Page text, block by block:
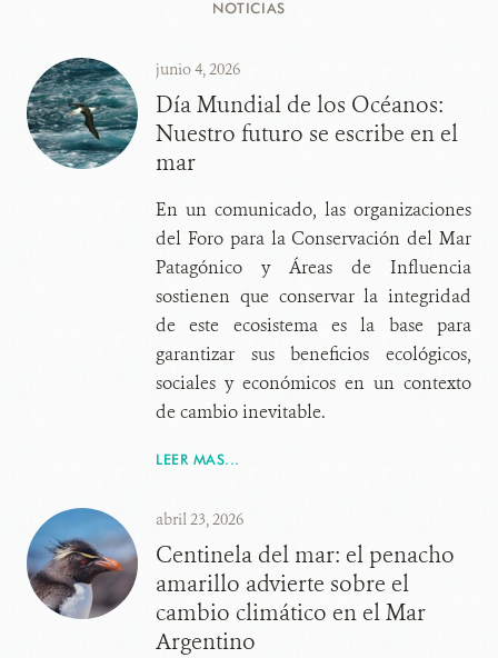
NOTICIAS
junio 4, 2026
Día Mundial de los Océanos:
Nuestro futuro se escribe en el
mar
En un comunicado, las organizaciones
del Foro para la Conservación del Mar
Patagónico y Áreas de Influencia
sostienen que conservar la integridad
de este ecosistema es la base para
garantizar sus beneficios ecológicos,
sociales y económicos en un contexto
de cambio inevitable.
LEER MAS...
abril 23, 2026
Centinela del mar: el penacho
amarillo advierte sobre el
cambio climático en el Mar
Argentino